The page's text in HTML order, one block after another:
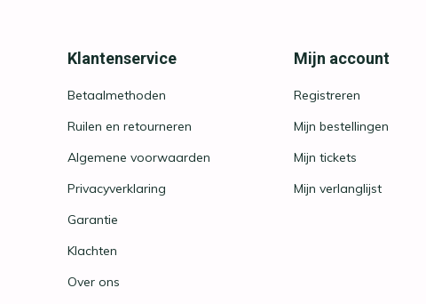
Klantenservice
Betaalmethoden
Ruilen en retourneren
Algemene voorwaarden
Privacyverklaring
Garantie
Klachten
Over ons
Mijn account
Registreren
Mijn bestellingen
Mijn tickets
Mijn verlanglijst